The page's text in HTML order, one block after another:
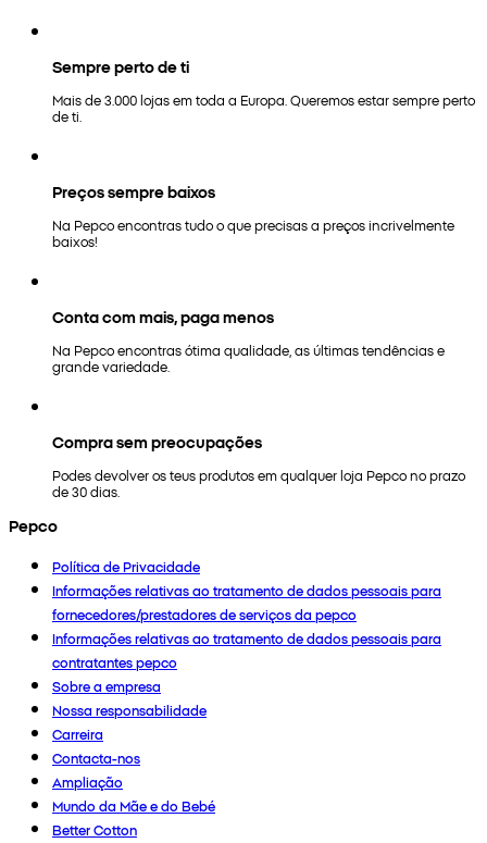
Sempre perto de ti
Mais de 3.000 lojas em toda a Europa. Queremos estar sempre perto
de ti.
Preços sempre baixos
Na Pepco encontras tudo o que precisas a preços incrivelmente
baixos!
Conta com mais, paga menos
Na Pepco encontras ótima qualidade, as últimas tendências e
grande variedade.
Compra sem preocupações
Podes devolver os teus produtos em qualquer loja Pepco no prazo
de 30 dias.
Pepco
Política de Privacidade
Informações relativas ao tratamento de dados pessoais para
fornecedores/prestadores de serviços da pepco
Informações relativas ao tratamento de dados pessoais para
contratantes pepco
Sobre a empresa
Nossa responsabilidade
Carreira
Contacta-nos
Ampliação
Mundo da Mãe e do Bebé
Better Cotton